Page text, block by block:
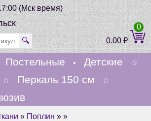
(Мск время)
🔍 0.00₽
0
Постельные • Детские ☆
☆ Перкаль 150 см ☆
» Поплин » »